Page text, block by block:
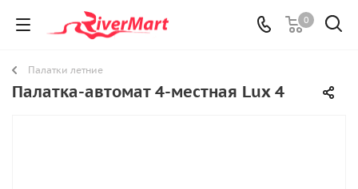
0
Палатки летние
Палатка-автомат 4-местная Lux 4